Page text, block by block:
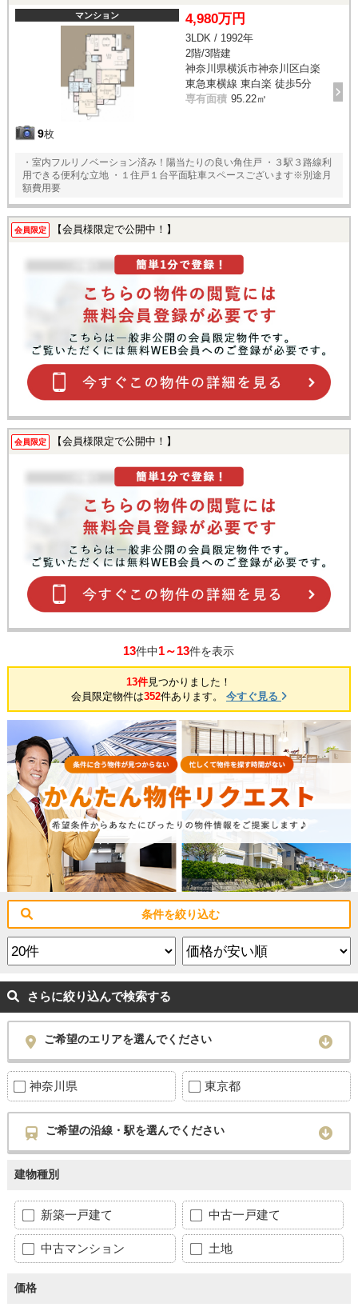
マンション
9枚
4,980万円
3LDK / 1992年
2階/3階建
神奈川県横浜市神奈川区白楽
東急東横線 東白楽 徒歩5分
専有面積 95.22㎡
・室内フルリノベーション済み！陽当たりの良い角住戸 ・３駅３路線利
用できる便利な立地 ・１住戸１台平面駐車スペースございます※別途月
額費用要
会員限定 【会員様限定で公開中！】
会員限定 【会員様限定で公開中！】
13件中1～13件を表示
13件見つかりました！
会員限定物件は352件あります。 今すぐ見る
条件を絞り込む
さらに絞り込んで検索する
ご希望のエリアを選んでください
神奈川県 東京都
ご希望の沿線・駅を選んでください
建物種別
新築一戸建て 中古一戸建て
中古マンション 土地
価格